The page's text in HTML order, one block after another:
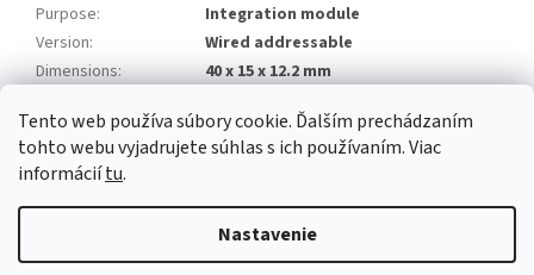
Tento web používa súbory cookie. Ďalším prechádzaním
tohto webu vyjadrujete súhlas s ich používaním. Viac
informáciítu.
Nastavenie
Purpose:
Integration module
Version:
Wired addressable
Dimensions: 40 x 15 x 12.2 mm
Newsletter